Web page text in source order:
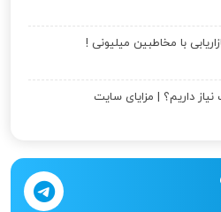
با مخاطبین میلیونی !
داریم؟ | مزایای سایت